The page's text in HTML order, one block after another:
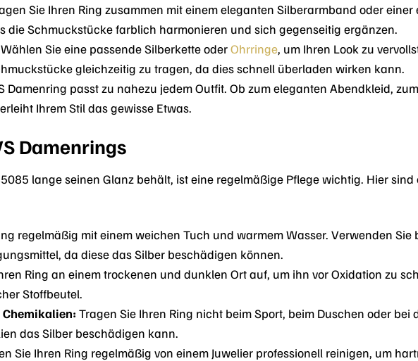
Sie Ihren Ring zusammen mit einem eleganten Silberarmband oder einer
die Schmuckstücke farblich harmonieren und sich gegenseitig ergänzen.
Wählen Sie eine passende Silberkette oderOhrringe, um Ihren Look zu
gleichzeitig zu tragen, da dies schnell überladen wirken kann.
Damenring passt zu nahezu jedem Outfit. Ob zum eleganten Abendkleid,
Ihrem Stil das gewisse Etwas.
Damenrings
lange seinen Glanz behält, ist eine regelmäßige Pflege wichtig. Hier sind
regelmäßig mit einem weichen Tuch und warmem Wasser. Verwenden Sie
da diese das Silber beschädigen können.
Ring an einem trockenen und dunklen Ort auf, um ihn vor Oxidation zu
Stoffbeutel.
Tragen Sie Ihren Ring nicht beim Sport, beim Duschen oder
das Silber beschädigen kann.
Sie Ihren Ring regelmäßig von einem Juwelier professionell reinigen, um